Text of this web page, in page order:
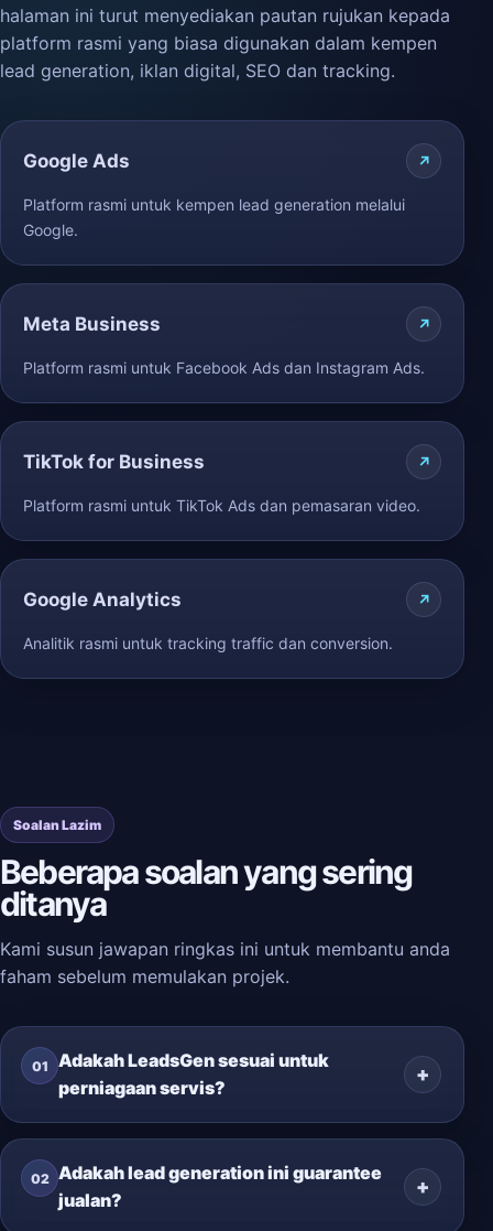
halaman ini turut menyediakan pautan rujukan kepada
platform rasmi yang biasa digunakan dalam kempen
lead generation, iklan digital, SEO dan tracking.
Google Ads
Platform rasmi untuk kempen lead generation melalui
Google.
Meta Business
Platform rasmi untuk Facebook Ads dan Instagram Ads.
TikTok for Business
Platform rasmi untuk TikTok Ads dan pemasaran video.
Google Analytics
Analitik rasmi untuk tracking traffic dan conversion.
Soalan Lazim
Beberapa soalan yang sering
ditanya
Kami susun jawapan ringkas ini untuk membantu anda
faham sebelum memulakan projek.
01
Adakah LeadsGen sesuai untuk
perniagaan servis?
02 Adakah lead generation ini guarantee
jualan?